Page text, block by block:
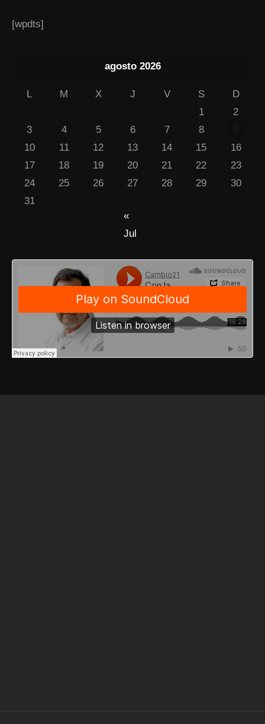
[wpdts]
agosto 2026
L M X J V S
D
1
2
3
4 5 6 7 8
10
11 12 13 14 15
16
17
18 19 20 21 22
23
24
25 26 27 28 29
30
31
«
Jul